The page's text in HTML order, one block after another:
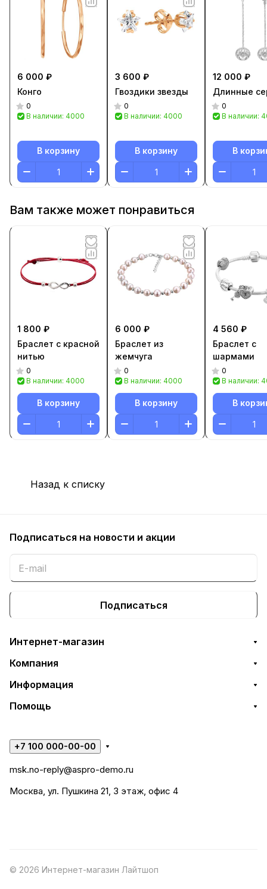
6 000 ₽
Конго
0
В наличии: 4000
В корзину
3 600 ₽
Гвоздики звезды
0
В наличии: 4000
В корзину
12 000 ₽
Длинные
0
В наличии:
В
Вам также может понравиться
1 800 ₽
Браслет с красной
нитью
0
В наличии: 4000
В корзину
6 000 ₽
Браслет из
жемчуга
0
В наличии: 4000
В корзину
4 560 ₽
Браслет с
шармами
0
В наличии:
В
Назад к списку
Подписаться на новости и акции
Подписаться
Интернет-магазин
Компания
Информация
Помощь
+7 100 000-00-00
msk.no-reply@aspro-demo.ru
Москва, ул. Пушкина 21, 3 этаж, офис 4
© 2026 Интернет-магазин Лайтшоп